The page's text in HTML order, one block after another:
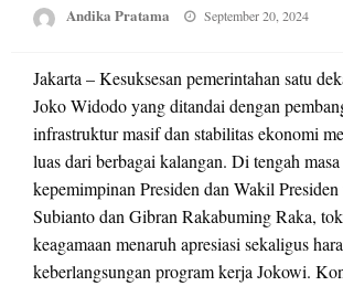
Andika Pratama
Posted
September 20, 2024
Jakarta – Kesuksesan pemerintahan satu
Joko Widodo yang ditandai dengan
infrastruktur masif dan stabilitas ekonomi
luas dari berbagai kalangan. Di tengah
kepemimpinan Presiden dan Wakil
Subianto dan Gibran Rakabuming Raka,
keagamaan menaruh apresiasi sekaligus
keberlangsungan program kerja Jokowi.